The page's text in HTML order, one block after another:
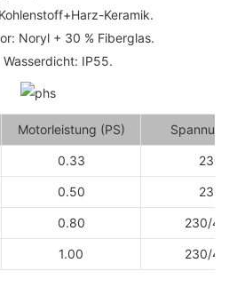
Keramik.
Noryl + 30 % Fiberglas.
IP55.
Motorleistung (PS) Spannung
0.33 230
0.50 230
0.80 230/400
1.00 230/400